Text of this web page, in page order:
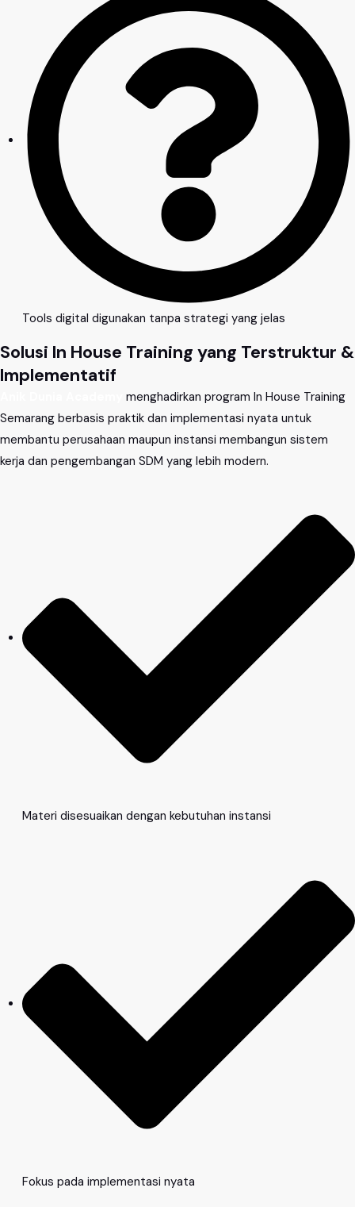
Tools digital digunakan tanpa strategi yang jelas
Solusi In House Training yang Terstruktur &
Implementatif
menghadirkan program In House Training
Semarang berbasis praktik dan implementasi nyata untuk
membantu perusahaan maupun instansi membangun sistem
kerja dan pengembangan SDM yang lebih modern.
Materi disesuaikan dengan kebutuhan instansi
Fokus pada implementasi nyata